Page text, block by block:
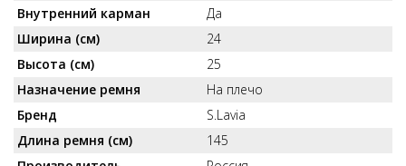
Внутренний карман
Да
Ширина (см)
24
Высота (см)
25
Назначение ремня
На плечо
Бренд
S.Lavia
Длина ремня (см)
145